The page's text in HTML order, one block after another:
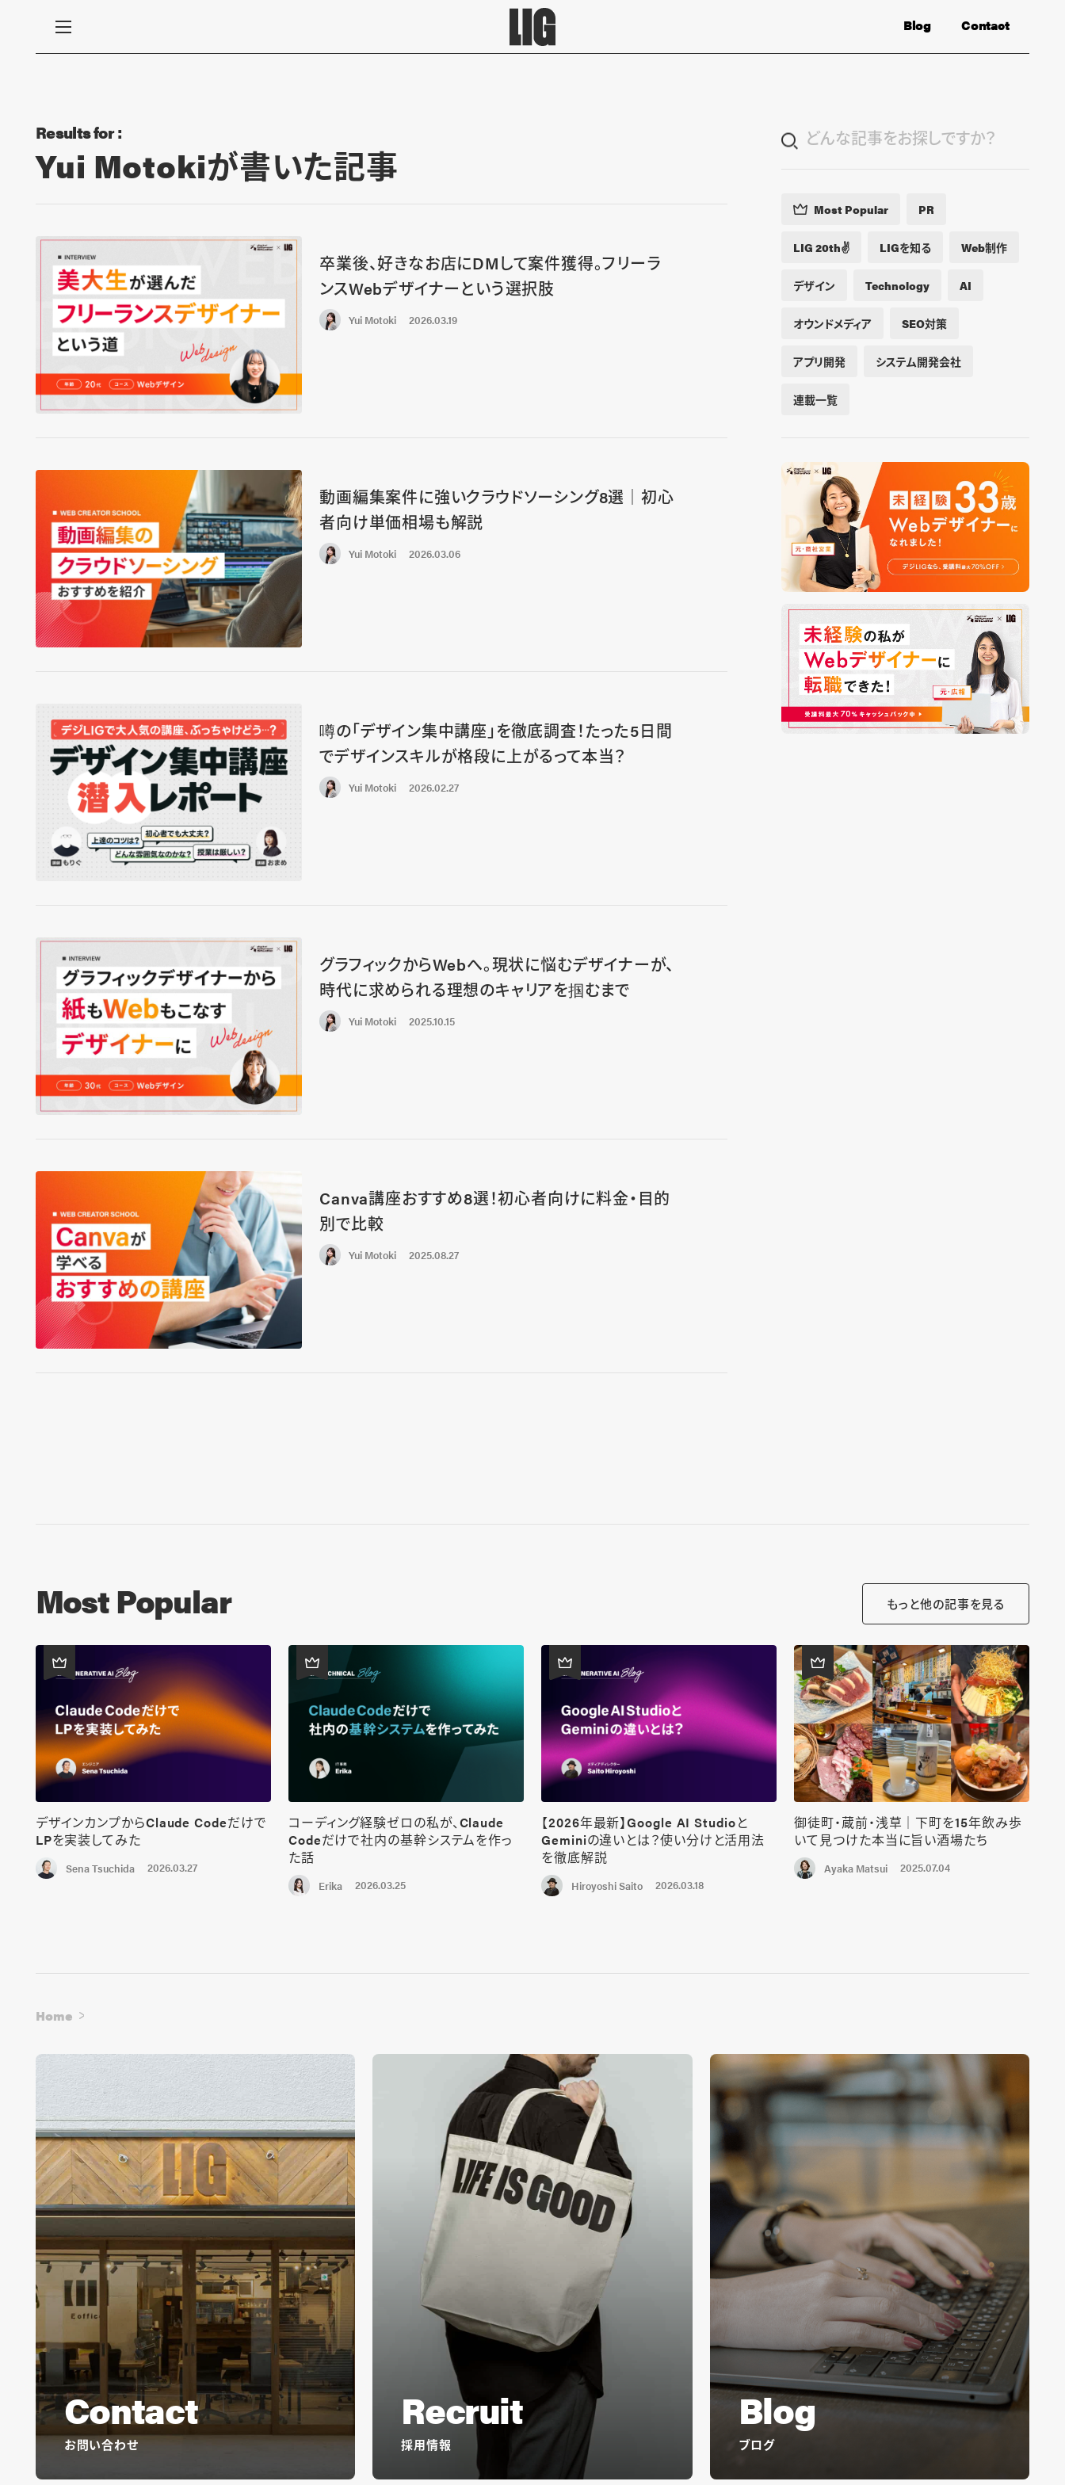
Contact
Blog
Results for :
Yui Motokiが書いた記事
卒業後、好きなお店にDMして案件獲得。フリーラ
ンスWebデザイナーという選択肢
Yui Motoki 2026.03.19
動画編集案件に強いクラウドソーシング8選｜初心
者向け単価相場も解説
Yui Motoki 2026.03.06
噂の「デザイン集中講座」を徹底調査！たった5日間
でデザインスキルが格段に上がるって本当？
Yui Motoki 2026.02.27
グラフィックからWebへ。現状に悩むデザイナーが、
時代に求められる理想のキャリアを掴むまで
Yui Motoki 2025.10.15
Canva講座おすすめ8選！初心者向けに料金・目的
別で比較
Yui Motoki 2025.08.27
Most Popular PR
LIG 20th✌️ LIGを知る Web制作
デザイン Technology AI
オウンドメディア SEO対策
アプリ開発 システム開発会社
連載一覧
Most Popular もっと他の記事を見る
デザインカンプからClaude Codeだけで
LPを実装してみた
Sena Tsuchida 2026.03.27
コーディング経験ゼロの私が、Claude
Codeだけで社内の基幹システムを作っ
た話
Erika 2026.03.25
【2026年最新】Google AI Studioと
Geminiの違いとは？使い分けと活用法
を徹底解説
Hiroyoshi Saito 2026.03.18
御徒町・蔵前・浅草｜下町を15年飲み歩
いて見つけた本当に旨い酒場たち
Ayaka Matsui 2025.07.04
Home
Contact
お問い合わせ
Recruit
採用情報
Blog
ブログ